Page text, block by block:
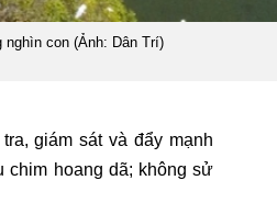
nghìn con (Ảnh: Dân Trí)
giám sát và đẩy mạnh
chim hoang dã; không sử